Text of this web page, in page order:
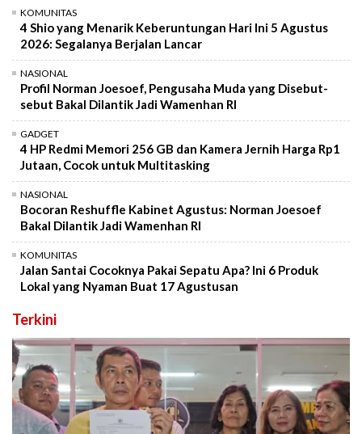
KOMUNITAS
4 Shio yang Menarik Keberuntungan Hari Ini 5 Agustus
2026: Segalanya Berjalan Lancar
NASIONAL
Profil Norman Joesoef, Pengusaha Muda yang Disebut-
sebut Bakal Dilantik Jadi Wamenhan RI
GADGET
4 HP Redmi Memori 256 GB dan Kamera Jernih Harga Rp1
Jutaan, Cocok untuk Multitasking
NASIONAL
Bocoran Reshuffle Kabinet Agustus: Norman Joesoef
Bakal Dilantik Jadi Wamenhan RI
KOMUNITAS
Jalan Santai Cocoknya Pakai Sepatu Apa? Ini 6 Produk
Lokal yang Nyaman Buat 17 Agustusan
Terkini